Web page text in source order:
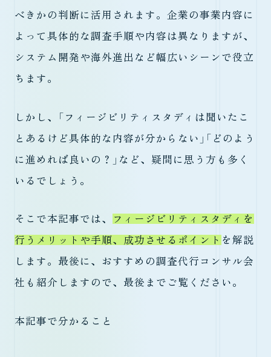
べきかの判断に活用されます。企業の事業内容に
よって具体的な調査手順や内容は異なりますが、
システム開発や海外進出など幅広いシーンで役立
ちます。
しかし、「フィージビリティスタディは聞いたこ
とあるけど具体的な内容が分からない」「どのよう
に進めれば良いの？」など、疑問に思う方も多く
いるでしょう。
そこで本記事では、 フィージビリティスタディを
行うメリットや手順、成功させるポイント を解説
します。最後に、おすすめの調査代行コンサル会
社も紹介しますので、最後までご覧ください。
本記事で分かること